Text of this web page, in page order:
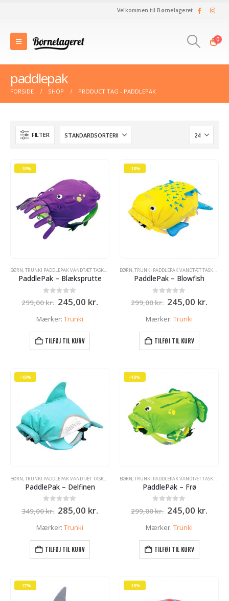
Velkommen til Børnelageret
0
paddlepak
FORSIDE SHOP PRODUCT TAG - PADDLEPAK
FILTER
-18%
BØRN,TRUNKI PADDLEPAK VANDTÆT TASKE - RYGSÆK
PaddlePak – Blæksprutte
ud af 5
299,00kr. Den
oprindelige
pris
299,00 kr..
245,00 kr.Den
245,00 kr..
Mærker: Trunki
TILFØJ TIL KURV
-18%
BØRN,TRUNKI PADDLEPAK VANDTÆT TASKE - RYGSÆK
PaddlePak – Blowfish
ud af 5
299,00kr. Den
oprindelige
pris
299,00 kr..
245,00 kr.Den
Mærker: Trunki
TILFØJ TIL KURV
-18%
BØRN TRUNKI PADDLEPAK VANDTÆT TASKE - RYGSÆK
PaddlePak – Delfinen
ud af 5
349,00kr. Den
oprindelige
pris
var:
349,00 kr..
285,00 kr.
aktuelle
285,00 kr..
Mærker: Trunki
TILFØJ TIL KURV
-18%
BØRN TRUNKI PADDLEPAK VANDTÆT TASKE - RYGSÆK
PaddlePak – Frø
ud af 5
299,00kr. Den
oprindelige
pris
var:
299,00 kr..
245,00 kr.
Mærker: Trunki
TILFØJ TIL KURV
-17% -18%